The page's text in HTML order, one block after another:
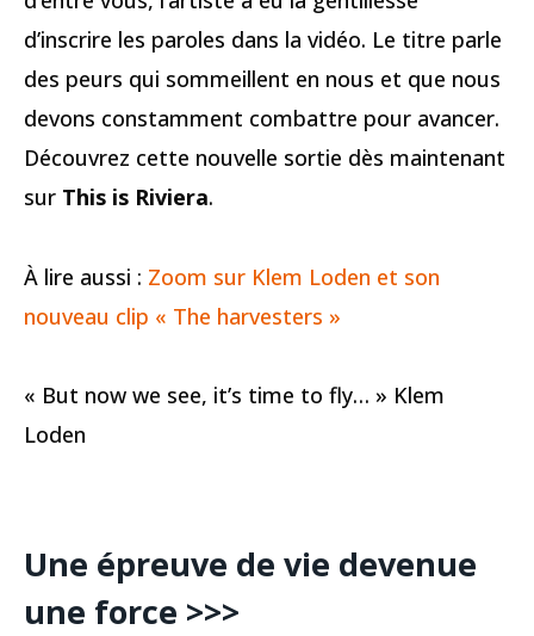
d’inscrire les paroles dans la vidéo. Le titre parle
des peurs qui sommeillent en nous et que nous
devons constamment combattre pour avancer.
Découvrez cette nouvelle sortie dès maintenant
sur This is Riviera.
À lire aussi : Zoom sur Klem Loden et son
nouveau clip « The harvesters »
« But now we see, it’s time to fly… » Klem
Loden
Une épreuve de vie devenue
une force >>>